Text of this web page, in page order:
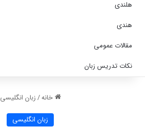
هلندی
هندی
مقالات عمومی
نکات تدریس زبان
خانه/زبان انگلیسی
زبان انگلیسی